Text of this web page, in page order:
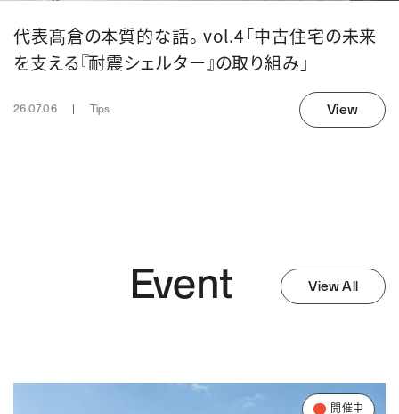
代表髙倉の本質的な話。 vol.4「中古住宅の未来
を支える『耐震シェルター』の取り組み」
26.07.06 Tips View
Event View All
開催中